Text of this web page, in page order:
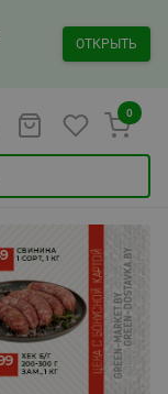
ОТКРЫТЬ
0